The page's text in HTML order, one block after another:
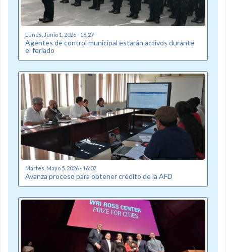
Lunes, Junio 1, 2026 - 16:27
Agentes de control municipal estarán activos durante
el feriado
Martes, Mayo 5, 2026 - 16:07
Avanza proceso para obtener crédito de la AFD